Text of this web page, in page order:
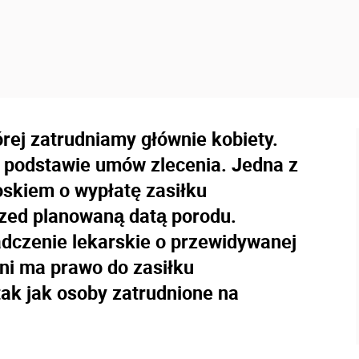
zatrudniamy głównie kobiety.
umów zlecenia. Jedna z
o wypłatę zasiłku
planowaną datą porodu.
lekarskie o przewidywanej
ma prawo do zasiłku
jak osoby zatrudnione na